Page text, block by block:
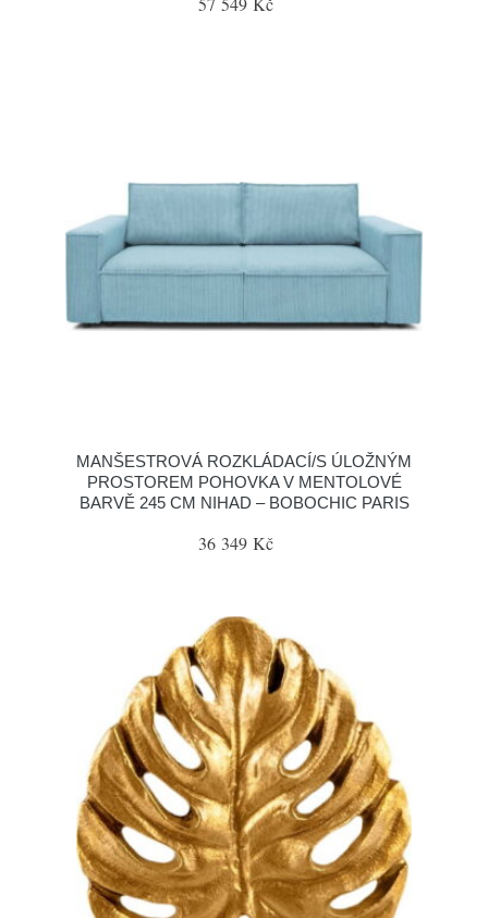
MANŠESTROVÁ ROZKLÁDACÍ/S ÚLOŽNÝM
PROSTOREM POHOVKA V MENTOLOVÉ
BARVĚ 245 CM NIHAD – BOBOCHIC PARIS
36 349 Kč